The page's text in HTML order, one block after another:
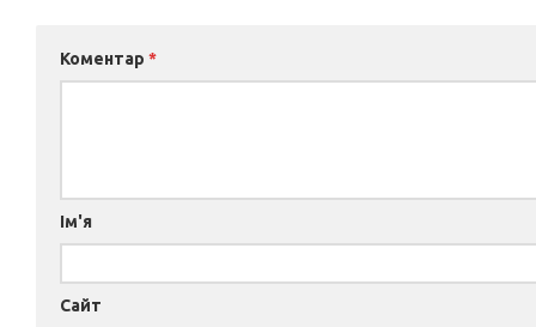
Коментар *
Ім'я
Сайт